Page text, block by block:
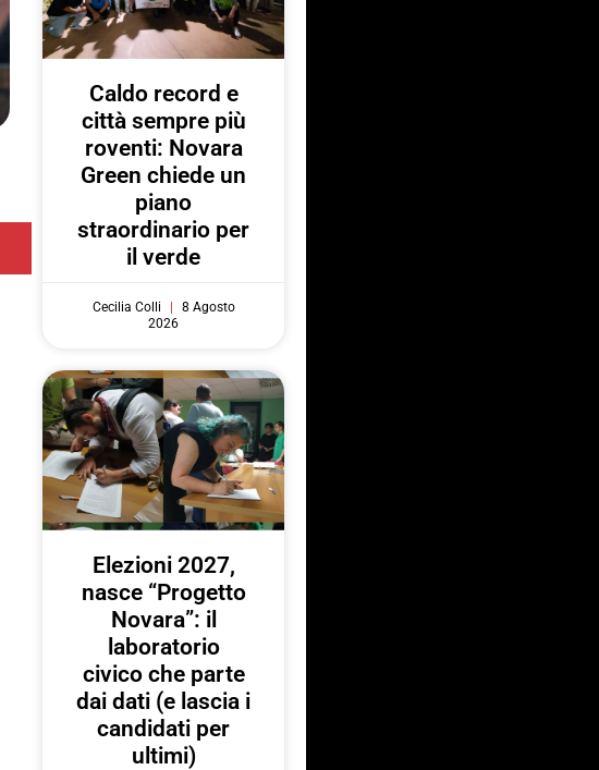
Caldo record e
città sempre più
roventi: Novara
Green chiede un
piano
straordinario per
il verde
Cecilia Colli
8 Agosto
2026
Elezioni 2027,
nasce “Progetto
Novara”: il
laboratorio
civico che parte
dai dati (e lascia i
candidati per
ultimi)